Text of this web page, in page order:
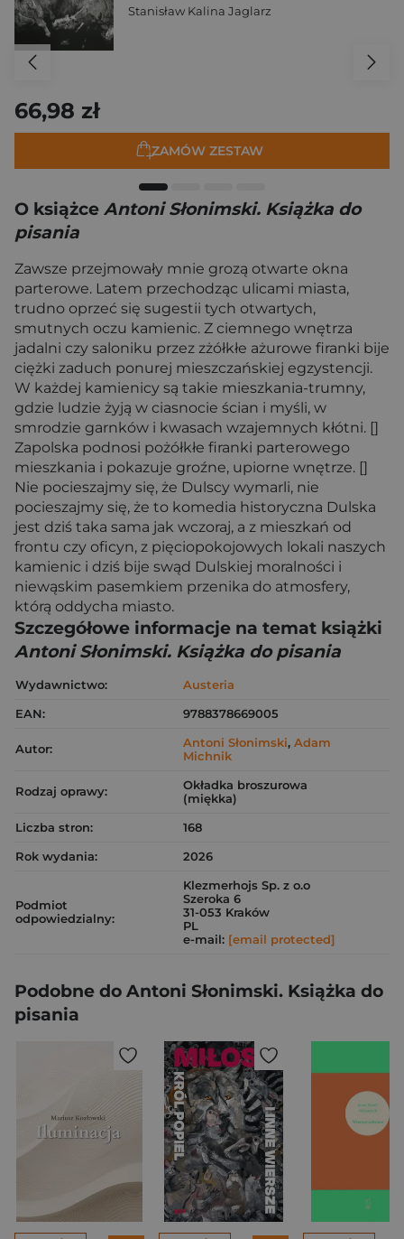
Stanisław Kalina Jaglarz
66,98 zł
ZAMÓW ZESTAW
O książce Antoni Słonimski. Książka do
pisania
Zawsze przejmowały mnie grozą otwarte okna
parterowe. Latem przechodząc ulicami miasta,
trudno oprzeć się sugestii tych otwartych,
smutnych oczu kamienic. Z ciemnego wnętrza
jadalni czy saloniku przez zżółkłe ażurowe firanki bije
ciężki zaduch ponurej mieszczańskiej egzystencji.
W każdej kamienicy są takie mieszkania-trumny,
gdzie ludzie żyją w ciasnocie ścian i myśli, w
smrodzie garnków i kwasach wzajemnych kłótni. []
Zapolska podnosi pożółkłe firanki parterowego
mieszkania i pokazuje groźne, upiorne wnętrze. []
Nie pocieszajmy się, że Dulscy wymarli, nie
pocieszajmy się, że to komedia historyczna Dulska
jest dziś taka sama jak wczoraj, a z mieszkań od
frontu czy oficyn, z pięciopokojowych lokali naszych
kamienic i dziś bije swąd Dulskiej moralności i
niewąskim pasemkiem przenika do atmosfery,
którą oddycha miasto.
Szczegółowe informacje na temat książki
Antoni Słonimski. Książka do pisania
Wydawnictwo:
Austeria
EAN:
9788378669005
Autor: Antoni Słonimski, Adam
Michnik
Rodzaj oprawy:
Okładka broszurowa
(miękka)
Liczba stron:
168
Rok wydania:
2026
Podmiot
odpowiedzialny:
Klezmerhojs Sp. z o.o
Szeroka 6
31-053 Kraków
PL
e-mail: [email protected]
Podobne do Antoni Słonimski. Książka do
pisania